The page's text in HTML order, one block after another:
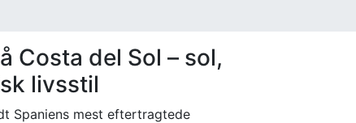
Costa del Sol – sol,
livsstil
Spaniens mest eftertragtede